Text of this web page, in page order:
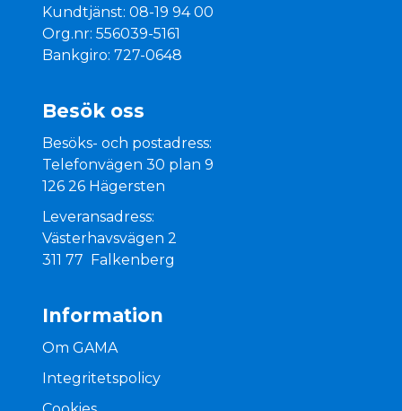
Kundtjänst: 08-19 94 00
Org.nr: 556039-5161
Bankgiro: 727-0648
Besök oss
Besöks- och postadress:
Telefonvägen 30 plan 9
126 26 Hägersten
Leveransadress:
Västerhavsvägen 2
311 77 Falkenberg
Information
Om GAMA
Integritetspolicy